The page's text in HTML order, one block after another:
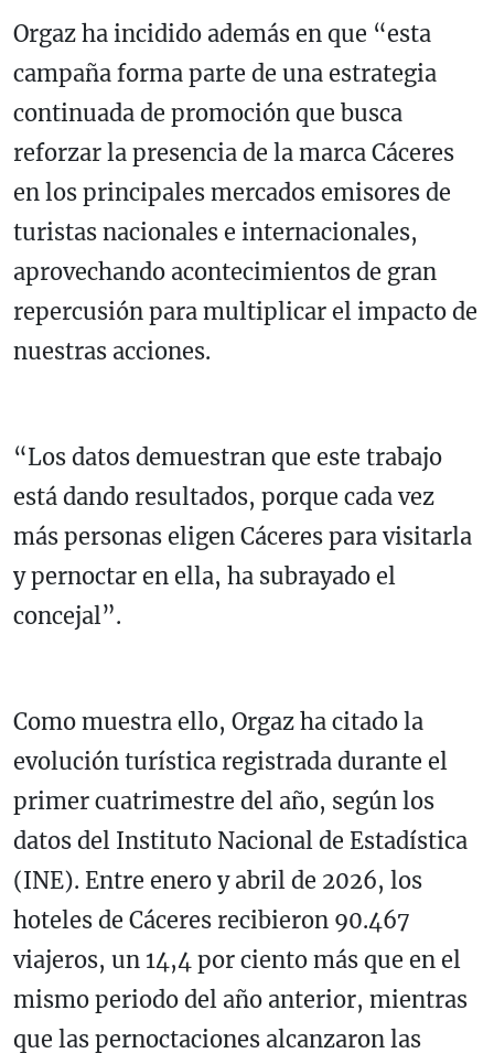
Orgaz ha incidido además en que “esta
campaña forma parte de una estrategia
continuada de promoción que busca
reforzar la presencia de la marca Cáceres
en los principales mercados emisores de
turistas nacionales e internacionales,
aprovechando acontecimientos de gran
repercusión para multiplicar el impacto de
nuestras acciones.
“Los datos demuestran que este trabajo
está dando resultados, porque cada vez
más personas eligen Cáceres para visitarla
y pernoctar en ella, ha subrayado el
concejal”.
Como muestra ello, Orgaz ha citado la
evolución turística registrada durante el
primer cuatrimestre del año, según los
datos del Instituto Nacional de Estadística
(INE). Entre enero y abril de 2026, los
hoteles de Cáceres recibieron 90.467
viajeros, un 14,4 por ciento más que en el
mismo periodo del año anterior, mientras
que las pernoctaciones alcanzaron las